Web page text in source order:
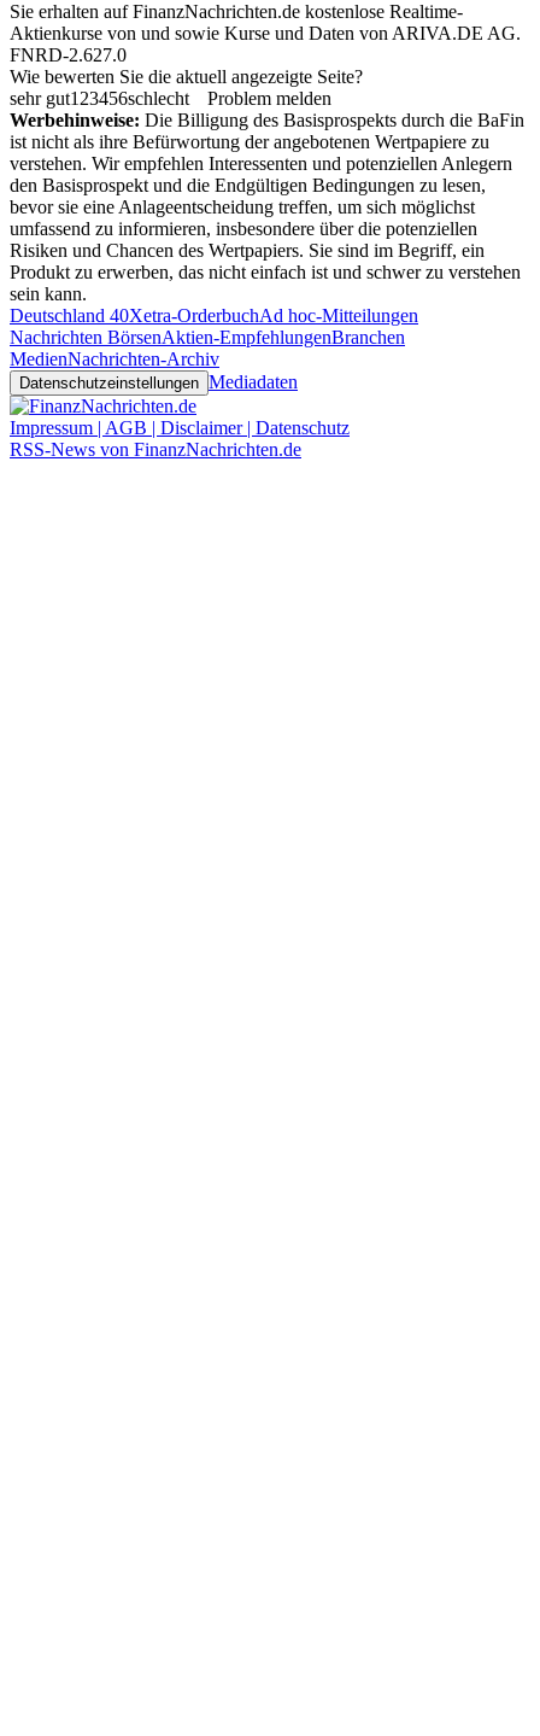
Sie erhalten auf FinanzNachrichten.de kostenlose Realtime-
Aktienkurse von und sowie Kurse und Daten von ARIVA.DE AG.
FNRD-2.627.0
Wie bewerten Sie die aktuell angezeigte Seite?
sehr gut1 23456schlecht
Problem melden
Werbehinweise: Die Billigung des Basisprospekts durch die BaFin
ist nicht als ihre Befürwortung der angebotenen Wertpapiere zu
verstehen. Wir empfehlen Interessenten und potenziellen Anlegern
den Basisprospekt und die Endgültigen Bedingungen zu lesen,
bevor sie eine Anlageentscheidung treffen, um sich möglichst
umfassend zu informieren, insbesondere über die potenziellen
Risiken und Chancen des Wertpapiers. Sie sind im Begriff, ein
Produkt zu erwerben, das nicht einfach ist und schwer zu verstehen
sein kann.
Deutschland 40Xetra-OrderbuchAd hoc-Mitteilungen
Nachrichten BörsenAktien-EmpfehlungenBranchen
MedienNachrichten-Archiv
Datenschutzeinstellungen Mediadaten
Impressum | AGB | Disclaimer | Datenschutz
RSS-News von FinanzNachrichten.de